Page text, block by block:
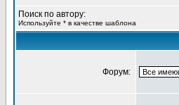
Поиск по автору:
Используйте * в качестве шаблона
Форум: